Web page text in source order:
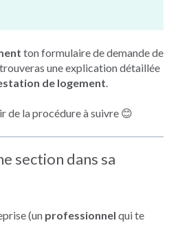
ton formulaire de demande de
une explication détaillée
de logement.
de la procédure à suivre 😊
section dans sa
(un professionnel qui te